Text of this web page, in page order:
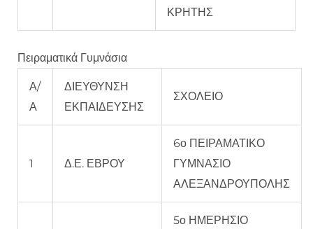
ΚΡΗΤΗΣ
Πειραματικά Γυμνάσια
Α/
Α
ΔΙΕΥΘΥΝΣΗ
ΕΚΠΑΙΔΕΥΣΗΣ
ΣΧΟΛΕΙΟ
1 Δ.Ε. ΕΒΡΟΥ
6ο ΠΕΙΡΑΜΑΤΙΚΟ
ΓΥΜΝΑΣΙΟ
ΑΛΕΞΑΝΔΡΟΥΠΟΛΗΣ
5ο ΗΜΕΡΗΣΙΟ